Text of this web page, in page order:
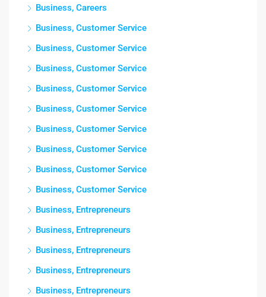
Business, Careers
Business, Customer Service
Business, Customer Service
Business, Customer Service
Business, Customer Service
Business, Customer Service
Business, Customer Service
Business, Customer Service
Business, Customer Service
Business, Customer Service
Business, Entrepreneurs
Business, Entrepreneurs
Business, Entrepreneurs
Business, Entrepreneurs
Business, Entrepreneurs